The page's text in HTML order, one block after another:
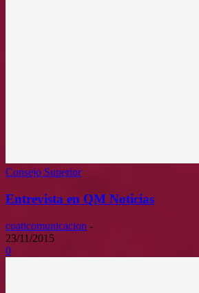
Consejo Superior
Entrevista en QM Noticias
coaticomunicacion -
23/11/2015
0